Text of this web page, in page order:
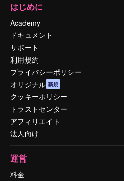
はじめに
Academy
ドキュメント
サポート
利用規約
プライバシーポリシー
オリジナル 新規
クッキーポリシー
トラストセンター
アフィリエイト
法人向け
運営
料金